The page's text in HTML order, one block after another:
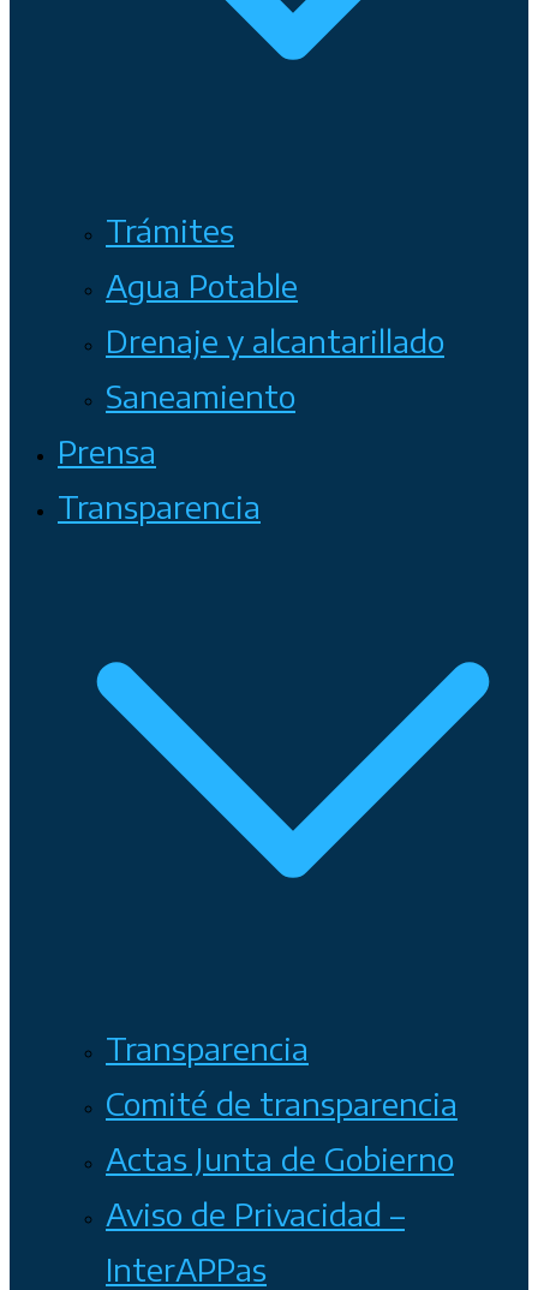
Trámites
Agua Potable
Drenaje y alcantarillado
Saneamiento
Prensa
Transparencia
Transparencia
Comité de transparencia
Actas Junta de Gobierno
Aviso de Privacidad –
InterAPPas